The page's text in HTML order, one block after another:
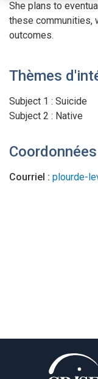
She plans to
these communities,
outcomes.
Thèmes
Subject 1 : Suicide
Subject 2 : Native
Coordonnées
Courriel : plourde-